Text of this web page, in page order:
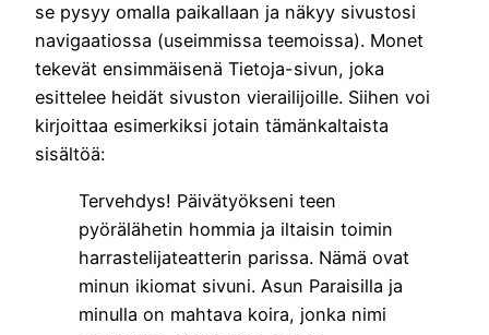
se pysyy omalla paikallaan ja näkyy sivustosi
navigaatiossa (useimmissa teemoissa). Monet
tekevät ensimmäisenä Tietoja-sivun, joka
esittelee heidät sivuston vierailijoille. Siihen voi
kirjoittaa esimerkiksi jotain tämänkaltaista
sisältöä:
Tervehdys! Päivätyökseni teen
pyörälähetin hommia ja iltaisin toimin
harrastelijateatterin parissa. Nämä ovat
minun ikiomat sivuni. Asun Paraisilla ja
minulla on mahtava koira, jonka nimi